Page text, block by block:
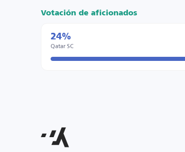
Votación de aficionados
24%
Qatar SC